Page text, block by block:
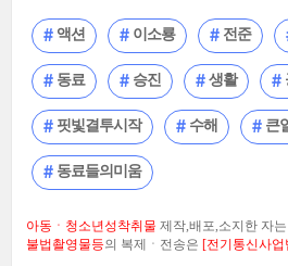
액션 이소룡 전준
동료 승진 생활
핏빛결투시작 수해 큰
동료들의미움
아동ㆍ청소년성착취물 제작,배포,소지한 자는
불법촬영물등의 복제ㆍ전송은 [전기통신사업